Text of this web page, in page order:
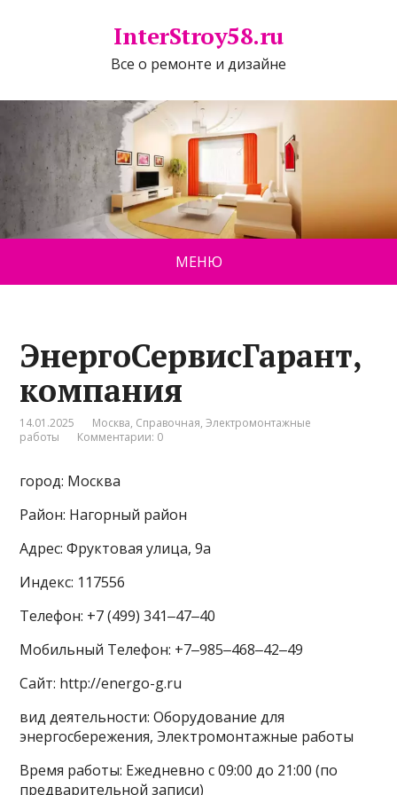
InterStroy58.ru
Все о ремонте и дизайне
МЕНЮ
ЭнергоСервисГарант,
компания
14.01.2025 Москва, Справочная,Электромонтажные
работы
Комментарии: 0
город: Москва
Район: Нагорный район
Адрес: Фруктовая улица, 9а
Индекс: 117556
Телефон: +7 (499) 341‒47‒40
Мобильный Телефон: +7‒985‒468‒42‒49
Сайт: http://energo-g.ru
вид деятельности: Оборудование для
энергосбережения, Электромонтажные работы
Время работы: Ежедневно с 09:00 до 21:00 (по
предварительной записи)